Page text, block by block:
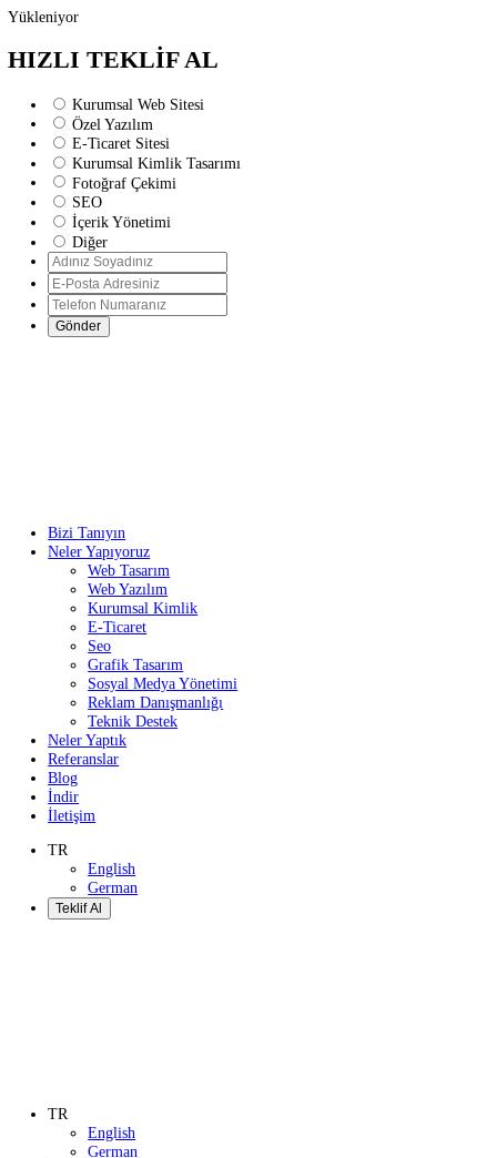
Yükleniyor
HIZLI TEKLİF AL
Kurumsal Web Sitesi
Özel Yazılım
E-Ticaret Sitesi
Kurumsal Kimlik Tasarımı
Fotoğraf Çekimi
SEO
İçerik Yönetimi
Diğer
Bizi Tanıyın
Neler Yapıyoruz
Web Tasarım
Web Yazılım
Kurumsal Kimlik
E-Ticaret
Seo
Grafik Tasarım
Sosyal Medya Yönetimi
Neler Yaptık
Referanslar
Blog
İndir
İletişim